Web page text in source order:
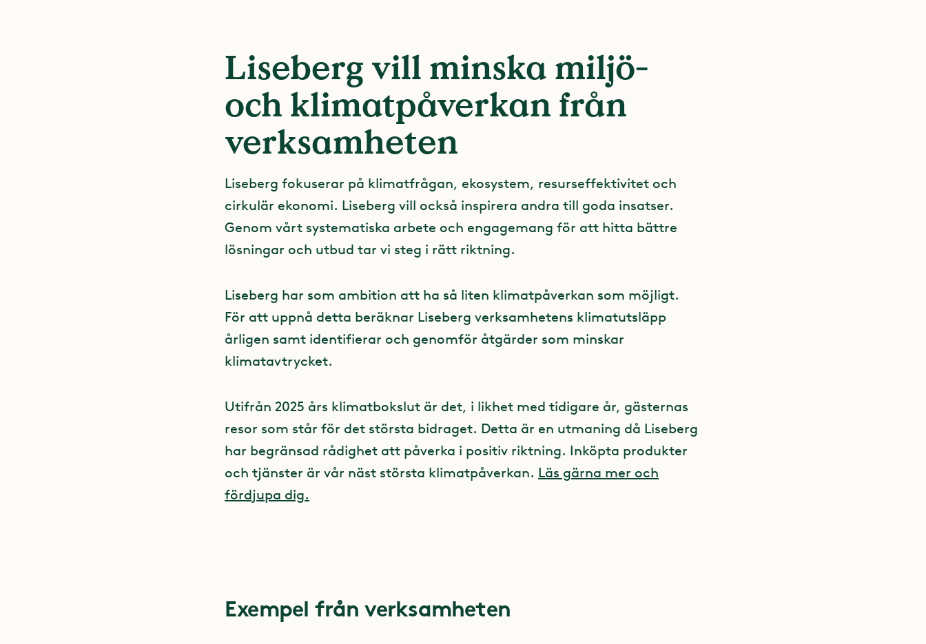
Liseberg vill minska miljö-
och klimatpåverkan från
verksamheten
Liseberg fokuserar på klimatfrågan, ekosystem, resurseffektivitet och
cirkulär ekonomi. Liseberg vill också inspirera andra till goda insatser.
Genom vårt systematiska arbete och engagemang för att hitta bättre
lösningar och utbud tar vi steg i rätt riktning.
Liseberg har som ambition att ha så liten klimatpåverkan som möjligt.
För att uppnå detta beräknar Liseberg verksamhetens klimatutsläpp
årligen samt identifierar och genomför åtgärder som minskar
klimatavtrycket.
Utifrån 2025 års klimatbokslut är det, i likhet med tidigare år, gästernas
resor som står för det största bidraget. Detta är en utmaning då Liseberg
har begränsad rådighet att påverka i positiv riktning. Inköpta produkter
och tjänster är vår näst största klimatpåverkan. Läs gärna mer och
fördjupa dig.
Exempel från verksamheten